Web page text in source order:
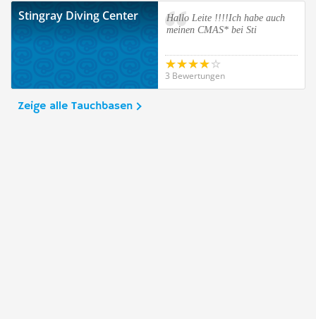
Stingray Diving Center
Hallo Leite !!!!Ich habe auch
meinen CMAS* bei Sti
3 Bewertungen
Zeige alle Tauchbasen